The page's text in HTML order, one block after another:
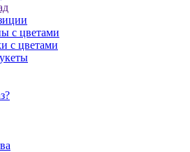
с цветами
с цветами